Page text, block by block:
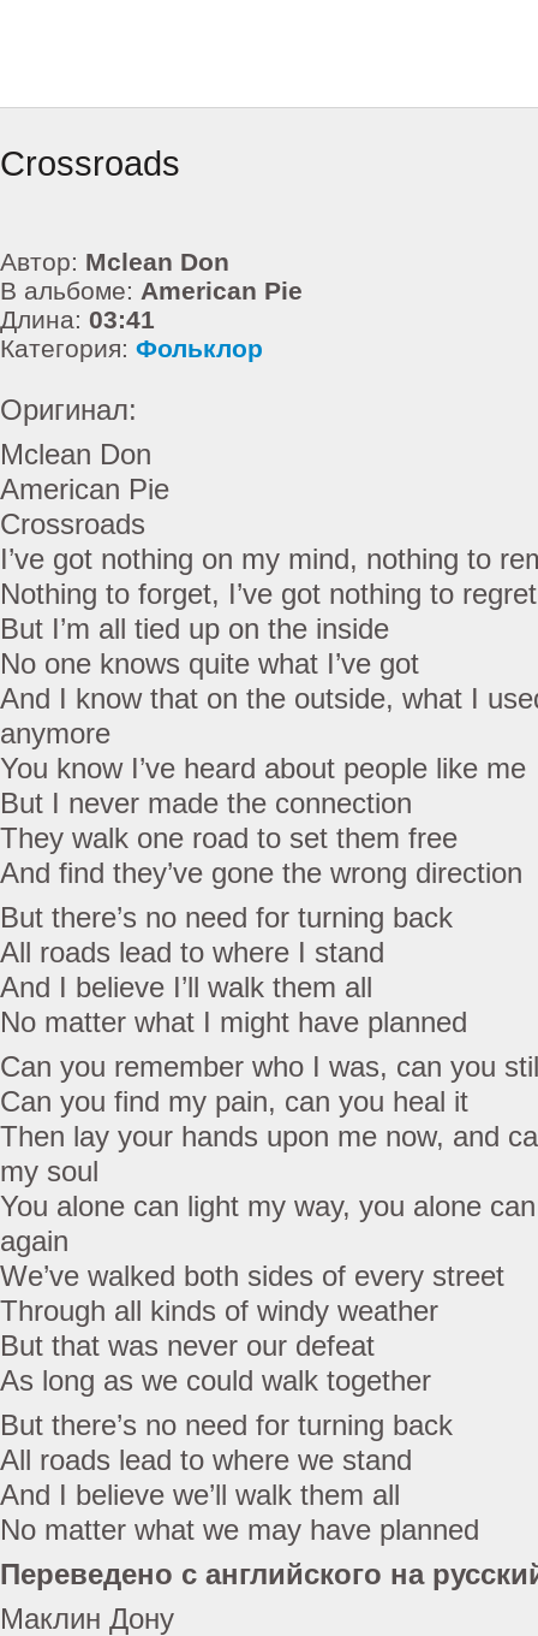
Crossroads
Автор: Mclean Don
В альбоме: American Pie
Длина: 03:41
Категория: Фольклор
Оригинал:
Mclean Don
American Pie
Crossroads
I’ve got nothing on my mind, nothing to
Nothing to forget, I’ve got nothing to regret
But I’m all tied up on the inside
No one knows quite what I’ve got
And I know that on the outside, what I
anymore
You know I’ve heard about people like me
But I never made the connection
They walk one road to set them free
And find they’ve gone the wrong direction
But there’s no need for turning back
All roads lead to where I stand
And I believe I’ll walk them all
No matter what I might have planned
Can you remember who I was, can you
Can you find my pain, can you heal it
Then lay your hands upon me now, and
my soul
You alone can light my way, you alone
again
We’ve walked both sides of every street
Through all kinds of windy weather
But that was never our defeat
As long as we could walk together
But there’s no need for turning back
All roads lead to where we stand
And I believe we’ll walk them all
No matter what we may have planned
Переведено с английского на
Маклин Дону